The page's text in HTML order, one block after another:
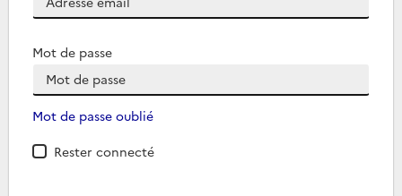
Mot de passe
Mot de passe oublié
Rester connecté